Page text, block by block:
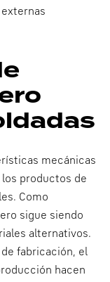
mecánicas
productos de
Como
sigue siendo
alternativos.
fabricación, el
hacen